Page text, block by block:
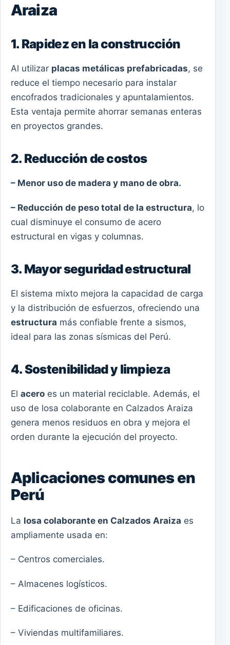
Araiza
1. Rapidez en la construcción
Al utilizar placas metálicas prefabricadas, se
reduce el tiempo necesario para instalar
encofrados tradicionales y apuntalamientos.
Esta ventaja permite ahorrar semanas enteras
en proyectos grandes.
2. Reducción de costos
– Menor uso de madera y mano de obra.
– Reducción de peso total de la estructura, lo
cual disminuye el consumo de acero
estructural en vigas y columnas.
3. Mayor seguridad estructural
El sistema mixto mejora la capacidad de carga
y la distribución de esfuerzos, ofreciendo una
estructura más confiable frente a sismos,
ideal para las zonas sísmicas del Perú.
4. Sostenibilidad y limpieza
El acero es un material reciclable. Además, el
uso de losa colaborante en Calzados Araiza
genera menos residuos en obra y mejora el
orden durante la ejecución del proyecto.
Aplicaciones comunes en
Perú
La losa colaborante en Calzados Araiza es
ampliamente usada en:
– Centros comerciales.
– Almacenes logísticos.
– Edificaciones de oficinas.
– Viviendas multifamiliares.